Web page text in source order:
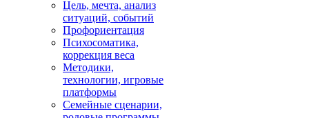
Цель, мечта, анализ
ситуаций, событий
Профориентация
Психосоматика,
коррекция веса
Методики,
технологии, игровые
платформы
Семейные сценарии,